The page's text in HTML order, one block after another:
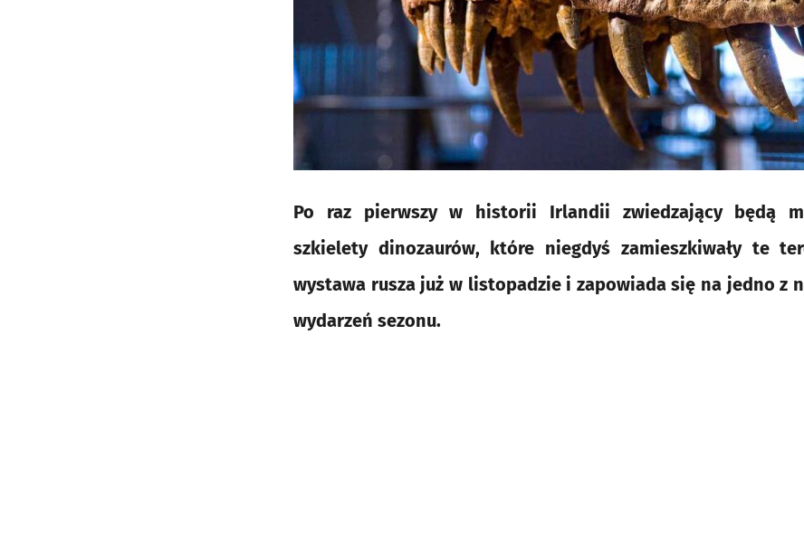
Po raz pierwszy w historii Irlandii zwiedzający będą
szkielety dinozaurów, które niegdyś zamieszkiwały te
wystawa rusza już w listopadzie i zapowiada się na jedno z
wydarzeń sezonu.